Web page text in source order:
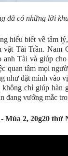
đã có những lời
hiểu biết về tâm
vật Tài Trần.
anh Tài và giúp
quan tâm mọi
như đặt mình vào
chỉ giúp hàn
đang vướng mắc
Mùa 2, 20g20 thứ